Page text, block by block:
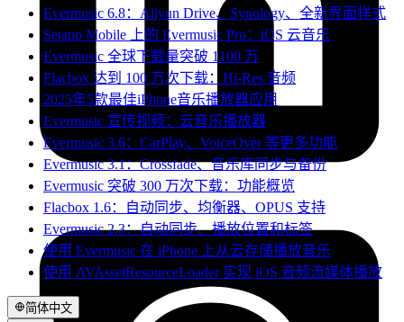
Evermusic 6.8：Aliyun Drive、Synology、全新界面样式
Setapp Mobile 上的 Evermusic Pro：iOS 云音乐
Evermusic 全球下载量突破 1100 万
Flacbox 达到 100 万次下载：Hi-Res 音频
2025年5款最佳iPhone音乐播放器应用
Evermusic 宣传视频：云音乐播放器
Evermusic 3.6：CarPlay、VoiceOver 等更多功能
Evermusic 3.1：Crossfade、音乐库同步与备份
Evermusic 突破 300 万次下载：功能概览
Flacbox 1.6：自动同步、均衡器、OPUS 支持
Evermusic 2.3：自动同步、播放位置和标签
使用 Evermusic 在 iPhone 上从云存储播放音乐
使用 AVAssetResourceLoader 实现 iOS 音频流媒体播放
简体中文